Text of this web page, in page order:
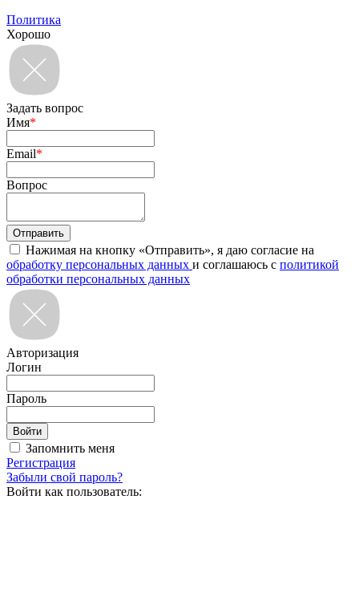
Политика
Хорошо
Задать вопрос
Имя*
Email*
Вопрос
Нажимая на кнопку «Отправить», я даю согласие на
обработку персональных данных и соглашаюсь с политикой
обработки персональных данных
Авторизация
Логин
Пароль
Запомнить меня
Регистрация
Забыли свой пароль?
Войти как пользователь: